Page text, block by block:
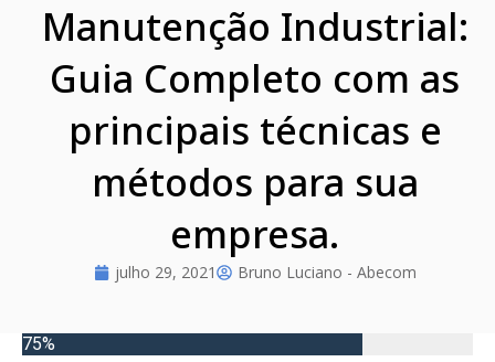
Manutenção Industrial:
Guia Completo com as
principais técnicas e
métodos para sua
empresa.
julho 29, 2021 Bruno Luciano - Abecom
75%